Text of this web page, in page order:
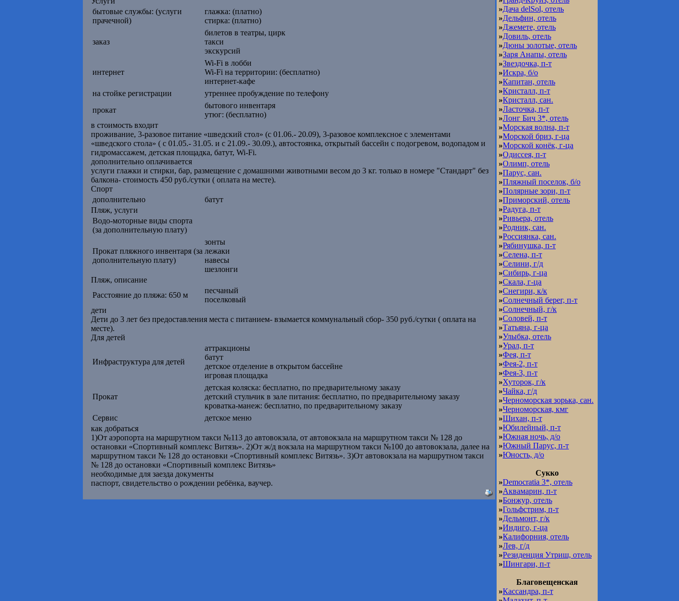
бытовые службы: (услуги
прачечной)
глажка: (платно)
стирка: (платно)
заказ
билетов в театры, цирк
такси
экскурсий
интернет
Wi-Fi в лобби
Wi-Fi на территории: (бесплатно)
интернет-кафе
на стойке регистрации
утреннее пробуждение по телефону
прокат
бытового инвентаря
утюг: (бесплатно)
в стоимость входит
проживание, 3-разовое питание «шведский стол» (с 01.06.- 20.09), 3-разовое комплексное с элементами
«шведского стола» ( с 01.05.- 31.05. и с 21.09.- 30.09.), автостоянка, открытый бассейн с подогревом, водопадом и
гидромассажем, детская площадка, батут, Wi-Fi.
дополнительно оплачивается
услуги глажки и стирки, бар, размещение с домашними животными весом до 3 кг. только в номере "Стандарт" без
балкона- стоимость 450 руб./сутки ( оплата на месте).
Спорт
дополнительно
батут
Пляж, услуги
Водо-моторные виды спорта
(за дополнительную плату)
Прокат пляжного инвентаря (за
дополнительную плату)
зонты
лежаки
навесы
шезлонги
Пляж, описание
Расстояние до пляжа: 650 м
песчаный
поселковый
дети
Дети до 3 лет без предоставления места с питанием- взымается коммунальный сбор- 350 руб./сутки ( оплата на
месте).
Для детей
Инфраструктура для детей
аттракционы
батут
детское отделение в открытом бассейне
игровая площадка
Прокат
детская коляска: бесплатно, по предварительному заказу
детский стульчик в зале питания: бесплатно, по предварительному заказу
кроватка-манеж: бесплатно, по предварительному заказу
Сервис
детское меню
как добраться
1)От аэропорта на маршрутном такси №113 до автовокзала, от автовокзала на маршрутном такси № 128 до
остановки «Спортивный комплекс Витязь». 2)От ж/д вокзала на маршрутном такси №100 до автовокзала, далее на
маршрутном такси № 128 до остановки «Спортивный комплекс Витязь». 3)От автовокзала на маршрутном такси
№ 128 до остановки «Спортивный комплекс Витязь»
необходимые для заезда документы
паспорт, свидетельство о рождении ребёнка, ваучер.
»Дача delSol, отель
»Дельфин, отель
»Джемете, отель
»Довиль, отель
»Дюны золотые, отель
»Заря Анапы, отель
»Звездочка, п-т
»Искра, б/о
»Капитан, отель
»Кристалл, п-т
»Кристалл, сан.
»Ласточка, п-т
»Лонг Бич 3*, отель
»Морская волна, п-т
»Морской бриз, г-ца
»Морской конёк, г-ца
»Одиссея, п-т
»Олимп, отель
»Парус, сан.
»Пляжный поселок, б/о
»Полярные зори, п-т
»Приморский, отель
»Радуга, п-т
»Ривьера, отель
»Родник, сан.
»Россиянка, сан.
»Рябинушка, п-т
»Селена, п-т
»Селини, г/д
»Сибирь, г-ца
»Скала, г-ца
»Снегири, к/к
»Солнечный берег, п-т
»Солнечный, г/к
»Соловей, п-т
»Татьяна, г-ца
»Улыбка, отель
»Урал, п-т
»Фея, п-т
»Фея-2, п-т
»Фея-3, п-т
»Хуторок, г/к
»Чайка, г/д
»Черноморская зорька, сан.
»Черноморская, кмг
»Шихан, п-т
»Юбилейный, п-т
»Южная ночь, д/о
»Южный Парус, п-т
»Юность, д/о
Сукко
»Democratia 3*, отель
»Аквамарин, п-т
»Бонжур, отель
»Гольфстрим, п-т
»Дельмонт, г/к
»Индиго, г-ца
»Калифорния, отель
»Лев, г/д
»Резиденция Утриш, отель
»Шингари, п-т
Благовещенская
»Кассандра, п-т